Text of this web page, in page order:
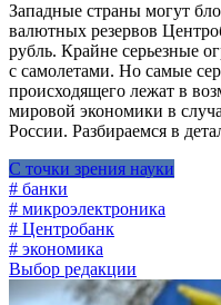
Западные страны могут
валютных резервов
рубль. Крайне серьезные
с самолетами. Но самые
происходящего лежат в
мировой экономики в
России. Разбираемся в
С точки зрения науки
# банки
# микроэлектроника
# Центробанк
# экономика
Выбор редакции